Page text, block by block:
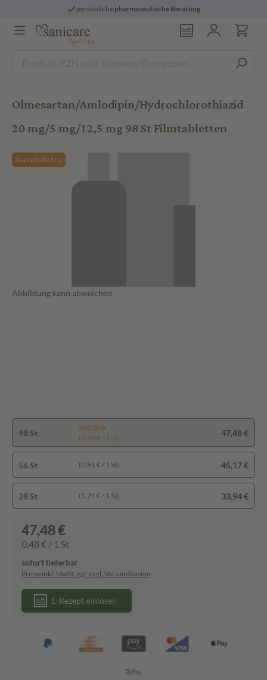
persönliche pharmazeutische Beratung
Olmesartan/Amlodipin/Hydrochlorothiazid
20 mg/5 mg/12,5 mg 98 St Filmtabletten
Rezeptpflichtig
Abbildung kann abweichen
98 St
Spartipp
(0,48 € / 1 St)
47,48 €
56 St (0,81 € / 1 St) 45,17 €
28 St (1,21 € / 1 St) 33,94 €
47,48 €
0,48 € / 1 St
sofort lieferbar
Preise inkl. MwSt. ggf. zzgl. Versandkosten
E-Rezept einlösen